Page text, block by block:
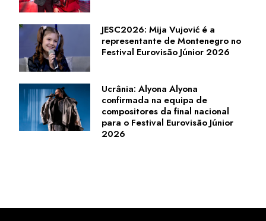
JESC2026: Mija Vujović é a
representante de Montenegro no
Festival Eurovisão Júnior 2026
Ucrânia: Alyona Alyona
confirmada na equipa de
compositores da final nacional
para o Festival Eurovisão Júnior
2026